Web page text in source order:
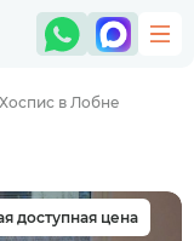
Хоспис в Лобне
доступная цена